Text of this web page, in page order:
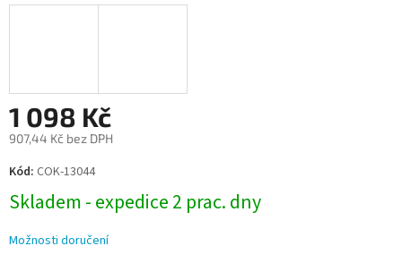
1 098 Kč
907,44 Kč bez DPH
Měrná
cena:
Kód: COK-13044
Skladem - expedice 2 prac. dny
Možnosti doručení